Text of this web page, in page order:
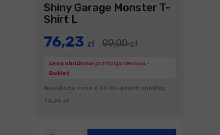
Shiny Garage Monster T-
Shirt L
76,23 zł 99,00zł
cena obniżona: promocja cenowa -
Outlet
Najniższa cena z 30 dni przed obniżką:
74,25 zł